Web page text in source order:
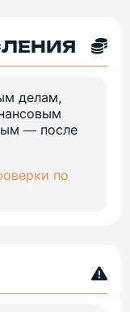
делам,
— после
по